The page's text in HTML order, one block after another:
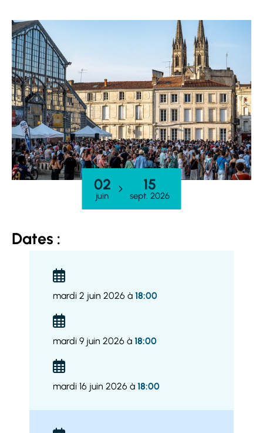
02
juin
15
sept. 2026
Dates :
mardi 2 juin 2026 à 18:00
mardi 9 juin 2026 à 18:00
mardi 16 juin 2026 à 18:00